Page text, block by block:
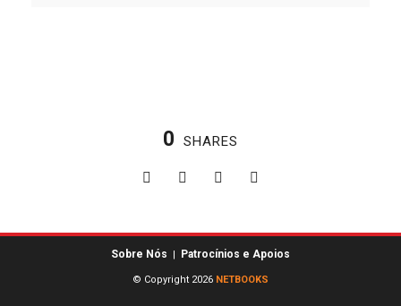
0 SHARES
Sobre Nós | Patrocínios e Apoios
© Copyright 2026 NETBOOKS